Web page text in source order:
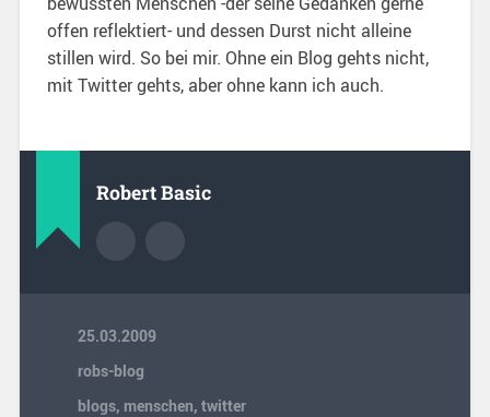
offen reflektiert- und dessen Durst nicht alleine
stillen wird. So bei mir. Ohne ein Blog gehts nicht,
mit Twitter gehts, aber ohne kann ich auch.
Robert Basic
25.03.2009
robs-blog
blogs, menschen, twitter